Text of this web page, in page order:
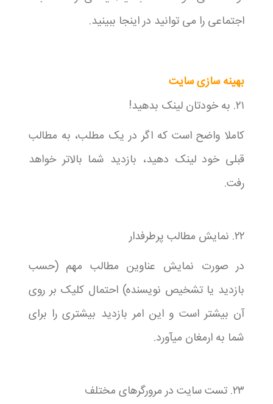
اجتماعی را می توانید در اینجا ببینید.
بهینه سازی سایت
۲۱. به خودتان لینک بدهید!
کاملا واضح است که اگر در یک مطلب، به مطالب
قبلی خود لینک دهید، بازدید شما بالاتر خواهد
رفت.
۲۲. نمایش مطالب پرطرفدار
در صورت نمایش عناوین مطالب مهم (حسب
بازدید یا تشخیص نویسنده) احتمال کلیک بر روی
آن بیشتر است و این امر بازدید بیشتری را برای
شما به ارمغان میآورد.
۲۳. تست سایت در مرورگرهای مختلف